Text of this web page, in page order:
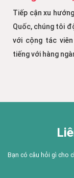
Tiếp cận xu
Quốc, chúng tôi
với cộng tác
tiếng với hàng
Bạn có câu hỏi gì cho